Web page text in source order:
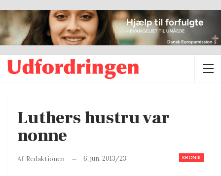
Luthers hustru var
nonne
KRONIK
Af Redaktionen 6. jun. 2013/23